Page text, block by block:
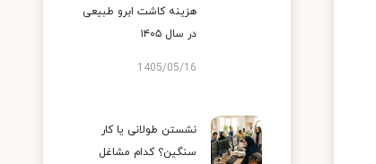
هزینه کاشت ابرو طبیعی
در سال ۱۴۰۵
1405/05/16
نشستن طولانی یا کار
سنگین؟ کدام مشاغل